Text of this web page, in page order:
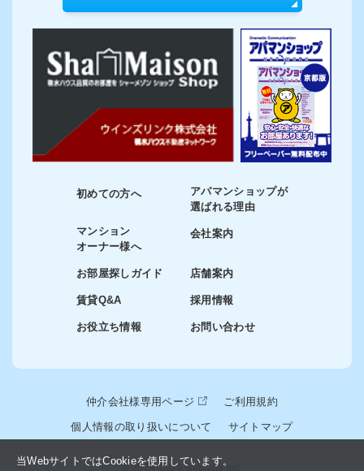
初めての方へ
マンション
オーナー様へ
お部屋探しガイド
賃貸Q&A
お役立ち情報
アパマンショップが
選ばれる理由
会社案内
店舗案内
採用情報
お問い合わせ
仲介会社様専用ページ ご利用規約
個人情報の取り扱いについて サイトマップ
© 2024-2026 winslink Inc.
当WebサイトではCookieを使用しています。